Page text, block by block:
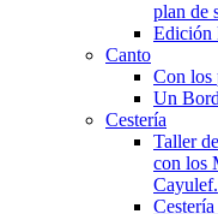
plan de
Edición
Canto
Con los
Un
Cestería
Taller
con los
Cayulef.